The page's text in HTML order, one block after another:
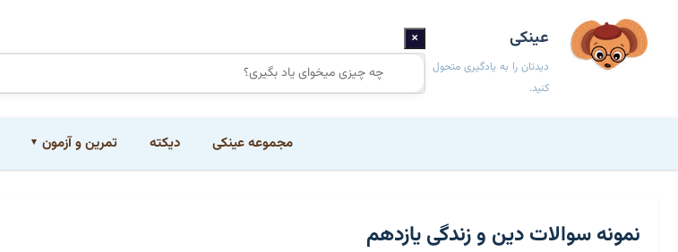
عینکی
دیدتان را به یادگیری متحول
کنید.
×
مجموعه عینکی دیکته تمرین و آزمون
نمونه سوالات دین و زندگی یازدهم